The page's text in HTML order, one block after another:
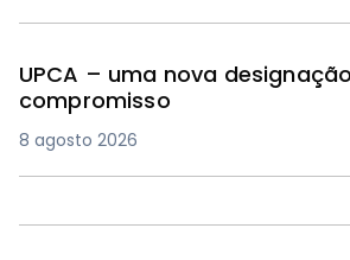
UPCA – uma nova
compromisso
8 agosto 2026